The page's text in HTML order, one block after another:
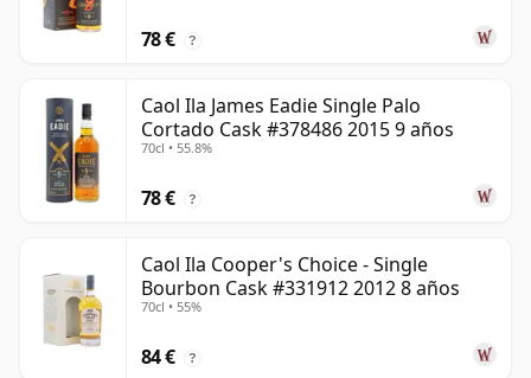
78 € ?
Caol Ila James Eadie Single Palo
Cortado Cask #378486 2015 9 años
70cl • 55.8%
78 € ?
Caol Ila Cooper's Choice - Single
Bourbon Cask #331912 2012 8 años
70cl • 55%
84 € ?